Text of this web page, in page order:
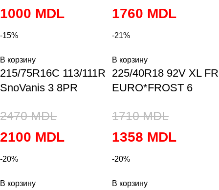
1000 MDL 1760 MDL
-15%
В корзину
215/75R16C 113/111R
SnoVanis 3 8PR
2470MDL
2100 MDL
-21%
В корзину
225/40R18 92V XL FR
EURO*FROST 6
1710MDL
1358 MDL
-20%
В корзину
-20%
В корзину